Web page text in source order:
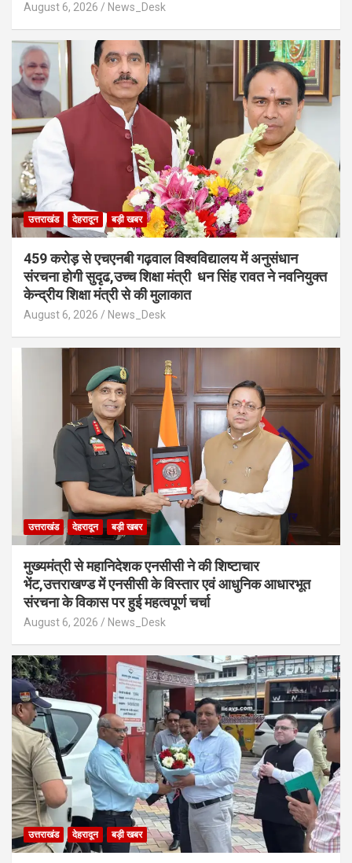
August 6, 2026 News_Desk
उत्तराखंड देहरादून बड़ी खबर
459 करोड़ से एचएनबी गढ़वाल विश्वविद्यालय में अनुसंधान
संरचना होगी सुदृढ,उच्च शिक्षा मंत्री धन सिंह रावत ने नवनियुक्त
केन्द्रीय शिक्षा मंत्री से की मुलाकात
August 6, 2026 News_Desk
उत्तराखंड देहरादून बड़ी खबर
मुख्यमंत्री से महानिदेशक एनसीसी ने की शिष्टाचार
भेंट,उत्तराखण्ड में एनसीसी के विस्तार एवं आधुनिक आधारभूत
संरचना के विकास पर हुई महत्वपूर्ण चर्चा
August 6, 2026 News_Desk
उत्तराखंड देहरादून बड़ी खबर